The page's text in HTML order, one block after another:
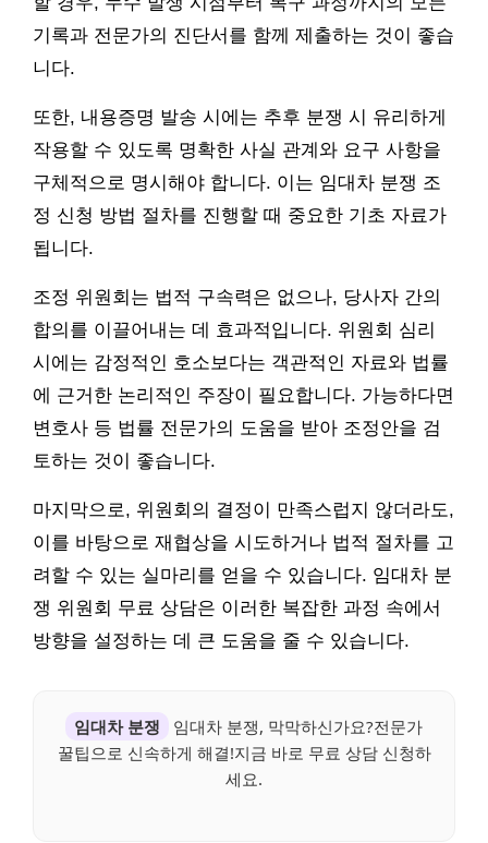
기록과 전문가의 진단서를 함께 제출하는 것이 좋습
니다.
또한, 내용증명 발송 시에는 추후 분쟁 시 유리하게
작용할 수 있도록 명확한 사실 관계와 요구 사항을
구체적으로 명시해야 합니다. 이는 임대차 분쟁 조
정 신청 방법 절차를 진행할 때 중요한 기초 자료가
됩니다.
조정 위원회는 법적 구속력은 없으나, 당사자 간의
합의를 이끌어내는 데 효과적입니다. 위원회 심리
시에는 감정적인 호소보다는 객관적인 자료와 법률
에 근거한 논리적인 주장이 필요합니다. 가능하다면
변호사 등 법률 전문가의 도움을 받아 조정안을 검
토하는 것이 좋습니다.
마지막으로, 위원회의 결정이 만족스럽지 않더라도,
이를 바탕으로 재협상을 시도하거나 법적 절차를 고
려할 수 있는 실마리를 얻을 수 있습니다. 임대차 분
쟁 위원회 무료 상담은 이러한 복잡한 과정 속에서
방향을 설정하는 데 큰 도움을 줄 수 있습니다.
임대차 분쟁
임대차 분쟁, 막막하신가요?전문가
꿀팁으로 신속하게 해결!지금 바로 무료 상담 신청하
세요.